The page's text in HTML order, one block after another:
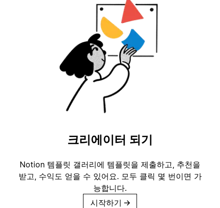
크리에이터 되기
Notion 템플릿 갤러리에 템플릿을 제출하고, 추천을
받고, 수익도 얻을 수 있어요. 모두 클릭 몇 번이면 가
능합니다.
시작하기 →